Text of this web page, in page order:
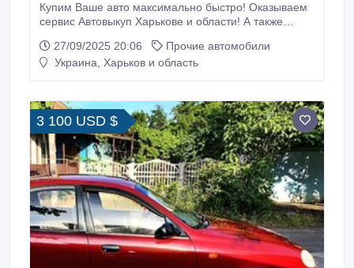
Купим Ваше авто максимально быстро! Оказываем
сервис Автовыкуп Харькове и области! А также
Запорожье, Днепр и областях. Продать авто без
хлопот в течение дня, это реально! Вам не нужно
27/09/2025 20:06
Прочие автомобили
Украина, Харьков и область
3 100 USD $